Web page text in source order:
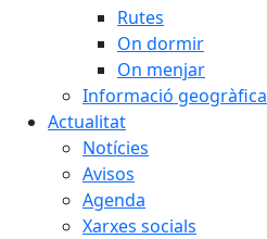
Rutes
On dormir
On menjar
Informació geogràfica
Actualitat
Notícies
Avisos
Agenda
Xarxes socials